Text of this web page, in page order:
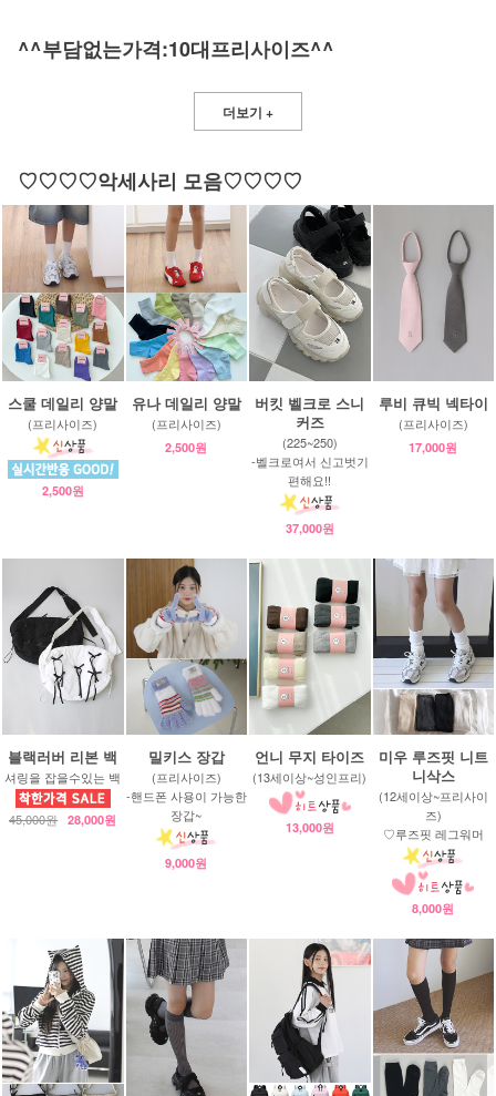
^^부담없는가격:10대프리사이즈^^
더보기 +
♡♡♡♡악세사리 모음♡♡♡♡
스쿨 데일리 양말
(프리사이즈)
2,500원
유나 데일리 양말
(프리사이즈)
2,500원
버킷 벨크로 스니
커즈
(225~250)
-벨크로여서 신고벗기
편해요!!
37,000원
루비 큐빅 넥타이
(프리사이즈)
17,000원
블랙러버 리본 백
셔링을 잡을수있는 백
45,000원 28,000원
밀키스 장갑
(프리사이즈)
-핸드폰 사용이 가능한
장갑~
9,000원
언니 무지 타이즈
(13세이상~성인프리)
13,000원
미우 루즈핏 니트
니삭스
(12세이상~프리사이
즈)
♡루즈핏 레그워머
8,000원